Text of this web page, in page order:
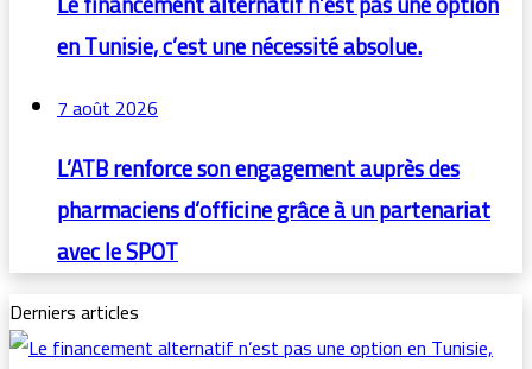
en Tunisie, c’est une nécessité absolue.
7 août 2026
L’ATB renforce son engagement auprès des
pharmaciens d’officine grâce à un partenariat
avec le SPOT
Derniers articles